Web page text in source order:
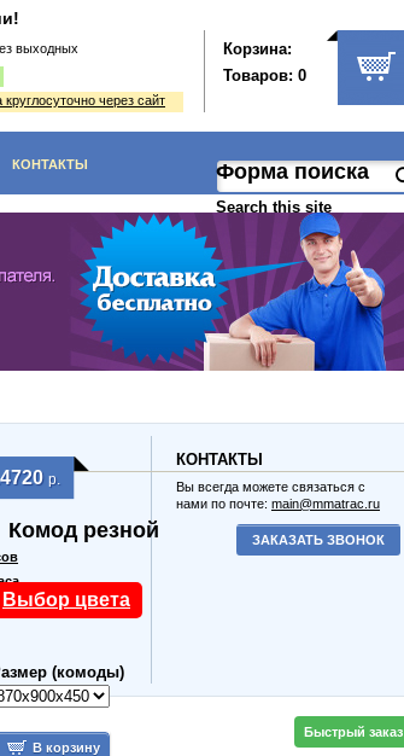
выходных
через сайт
Корзина:
Товаров: 0
Форма поиска
Search this site
КОНТАКТЫ
р.
Комод резной
Выбор цвета
(комоды)
Быстрый заказ
КОНТАКТЫ
Вы всегда можете связаться с
нами по почте: main@mmatrac.ru
ЗАКАЗАТЬ ЗВОНОК